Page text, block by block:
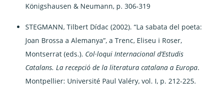
Königshausen & Neumann, p. 306-319
STEGMANN, Tilbert Dídac (2002). “La sabata del poeta:
Joan Brossa a Alemanya”, a Trenc, Eliseu i Roser,
Montserrat (eds.). Col·loqui Internacional d’Estudis
Catalans. La recepció de la literatura catalana a Europa.
Montpellier: Université Paul Valéry, vol. I, p. 212-225.